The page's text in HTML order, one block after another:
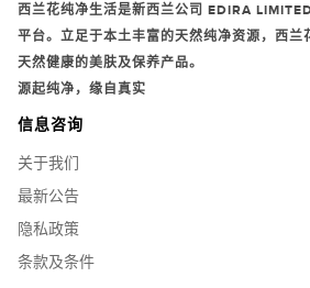
西兰花纯净生活是新西兰公司 EDIRA
平台。立足于本土丰富的天然纯净资源，西兰
天然健康的美肤及保养产品。
源起纯净，缘自真实
信息咨询
关于我们
最新公告
隐私政策
条款及条件